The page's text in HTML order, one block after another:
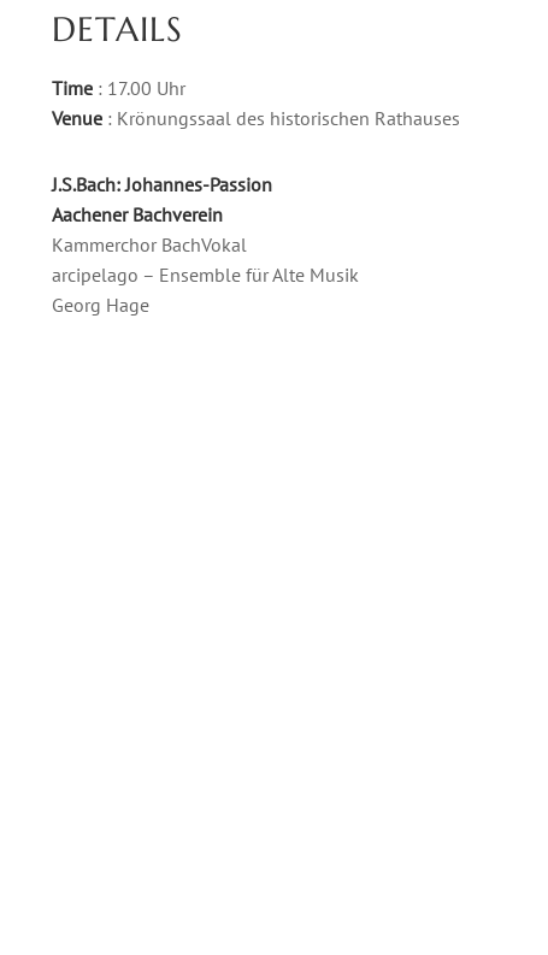
DETAILS
Time : 17.00 Uhr
Venue : Krönungssaal des historischen Rathauses
J.S.Bach: Johannes-Passion
Aachener Bachverein
Kammerchor BachVokal
arcipelago – Ensemble für Alte Musik
Georg Hage